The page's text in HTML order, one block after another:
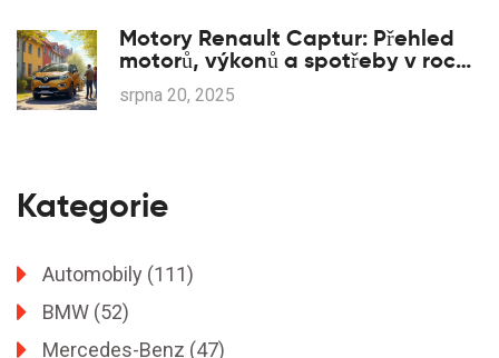
Motory Renault Captur: Přehled
motorů, výkonů a spotřeby v roce
2025
srpna 20, 2025
Kategorie
Automobily (111)
BMW (52)
Mercedes-Benz (47)